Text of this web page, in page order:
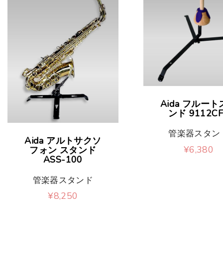
Aida アルトサクソ
フォン スタンド
ASS-100
管楽器スタンド
¥8,250
Aida フルート
ンド
管楽器スタン
¥6,380